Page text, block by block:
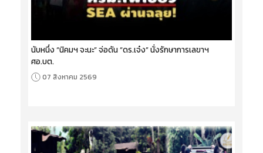
นับหนึ่ง “นิคมฯ จะนะ” จ่อดัน “ดร.เจ๋ง” นั่งรักษาการเลขาฯ
ศอ.บต.
07 สิงหาคม 2569